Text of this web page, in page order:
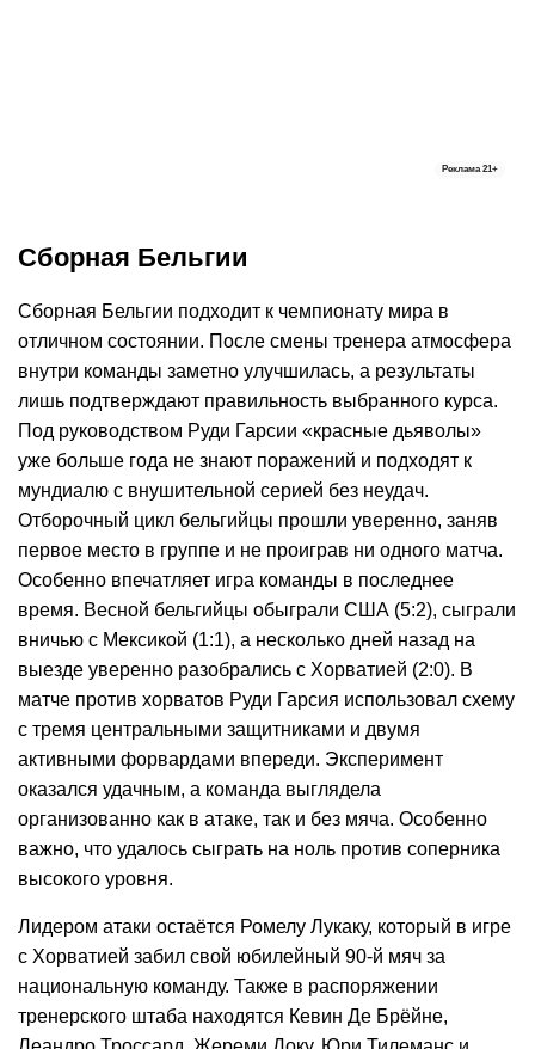
Реклама 21+
Сборная Бельгии
Сборная Бельгии подходит к чемпионату мира в
отличном состоянии. После смены тренера атмосфера
внутри команды заметно улучшилась, а результаты
лишь подтверждают правильность выбранного курса.
Под руководством Руди Гарсии «красные дьяволы»
уже больше года не знают поражений и подходят к
мундиалю с внушительной серией без неудач.
Отборочный цикл бельгийцы прошли уверенно, заняв
первое место в группе и не проиграв ни одного матча.
Особенно впечатляет игра команды в последнее
время. Весной бельгийцы обыграли США (5:2), сыграли
вничью с Мексикой (1:1), а несколько дней назад на
выезде уверенно разобрались с Хорватией (2:0). В
матче против хорватов Руди Гарсия использовал схему
с тремя центральными защитниками и двумя
активными форвардами впереди. Эксперимент
оказался удачным, а команда выглядела
организованно как в атаке, так и без мяча. Особенно
важно, что удалось сыграть на ноль против соперника
высокого уровня.
Лидером атаки остаётся Ромелу Лукаку, который в игре
с Хорватией забил свой юбилейный 90-й мяч за
национальную команду. Также в распоряжении
тренерского штаба находятся Кевин Де Брёйне,